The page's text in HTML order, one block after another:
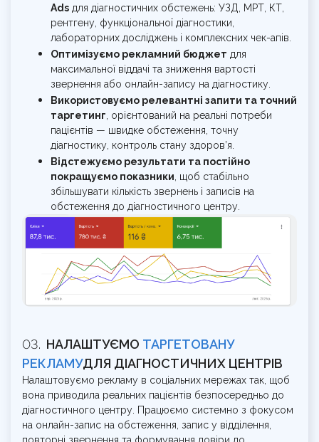
Ads для діагностичних обстежень: УЗД, МРТ, КТ,
рентгену, функціональної діагностики,
лабораторних досліджень і комплексних чек-апів.
Оптимізуємо рекламний бюджет для
максимальної віддачі та зниження вартості
звернення або онлайн-запису на діагностику.
Використовуємо релевантні запити та точний
таргетинг, орієнтований на реальні потреби
пацієнтів — швидке обстеження, точну
діагностику, контроль стану здоров’я.
Відстежуємо результати та постійно
покращуємо показники, щоб стабільно
збільшувати кількість звернень і записів на
обстеження до діагностичного центру.
НАЛАШТУЄМО ТАРГЕТОВАНУ
РЕКЛАМУДЛЯ ДІАГНОСТИЧНИХ ЦЕНТРІВ
Налаштовуємо рекламу в соціальних мережах так, щоб
вона приводила реальних пацієнтів безпосередньо до
діагностичного центру. Працюємо системно з фокусом
на онлайн-запис на обстеження, запис у відділення,
повторні звернення та формування довіри до